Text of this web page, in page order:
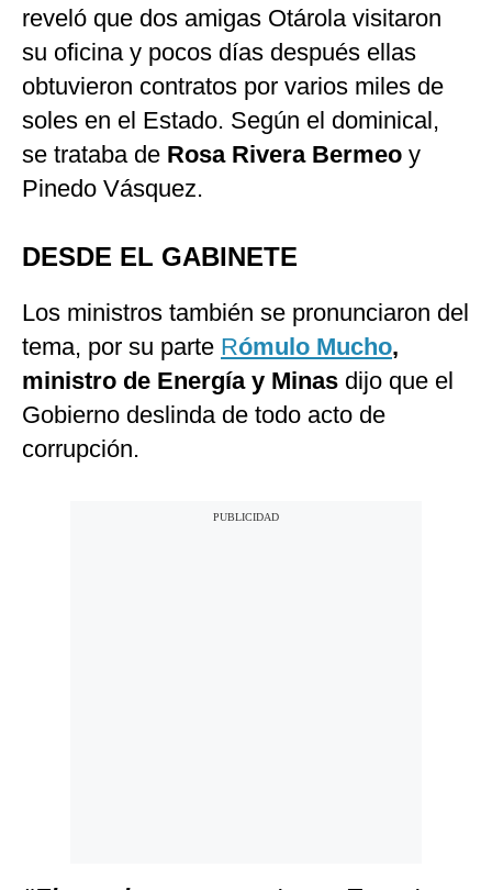
reveló que dos amigas Otárola visitaron
su oficina y pocos días después ellas
obtuvieron contratos por varios miles de
soles en el Estado. Según el dominical,
se trataba de Rosa Rivera Bermeo y
Pinedo Vásquez.
DESDE EL GABINETE
Los ministros también se pronunciaron del
tema, por su parte Rómulo Mucho,
ministro de Energía y Minas dijo que el
Gobierno deslinda de todo acto de
corrupción.